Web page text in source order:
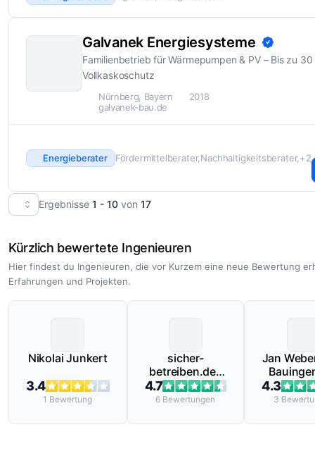
Galvanek Energiesysteme
Familienbetrieb für Wärmepumpen & PV – Bis zu 30
Vollkaskoschutz
Nürnberg, Bayern
2018
galvanek-bau.de
Energieberater Fördermittelberater Nachhaltigkeitsberater +2
Ergebnisse 1 - 10 von 17
Kürzlich bewertete Ingenieuren
Hier findest du Ingenieuren, die vor Kurzem eine neue Bewertung
Erfahrungen und Projekten.
Nikolai Junkert
3.4
1 Bewertung
sicher-
betreiben.de |
GRIMA GmbH
4.7
6 Bewertungen
Jan
4.3
3